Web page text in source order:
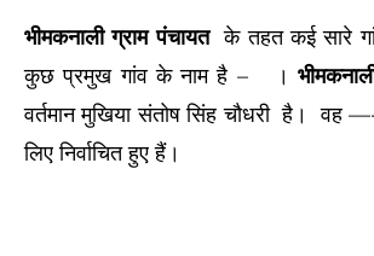
भीमकनाली ग्राम पंचायत के तहत कई सारे
कुछ प्रमुख गांव के नाम है –
।
वर्तमान मुखिया संतोष सिंह चौधरीहै।
वह —-
लिए निर्वाचित हुए हैं।